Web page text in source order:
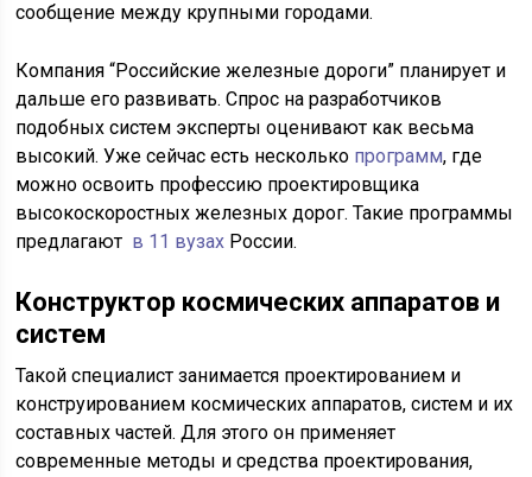
сообщение между крупными городами.
Компания “Российские железные дороги” планирует и
дальше его развивать. Спрос на разработчиков
подобных систем эксперты оценивают как весьма
высокий. Уже сейчас есть несколько программ, где
можно освоить профессию проектировщика
высокоскоростных железных дорог. Такие программы
предлагают в 11 вузах России.
Конструктор космических аппаратов и
систем
Такой специалист занимается проектированием и
конструированием космических аппаратов, систем и их
составных частей. Для этого он применяет
современные методы и средства проектирования,